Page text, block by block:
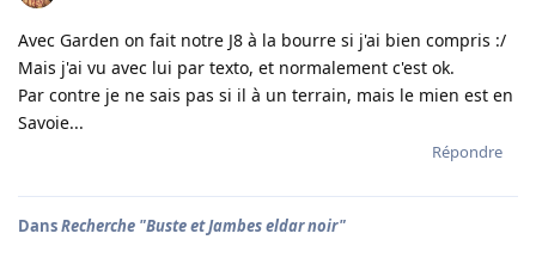
Avec Garden on fait notre J8 à la bourre si j'ai bien compris :/
Mais j'ai vu avec lui par texto, et normalement c'est ok.
Par contre je ne sais pas si il à un terrain, mais le mien est en
Savoie...
Répondre
DansRecherche "Buste et Jambes eldar noir"